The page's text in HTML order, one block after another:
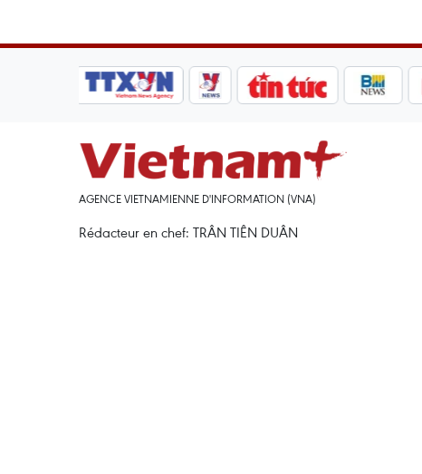
AGENCE VIETNAMIENNE D'INFORMATION (VNA)
Rédacteur en chef: TRÂN TIÊN DUÂN